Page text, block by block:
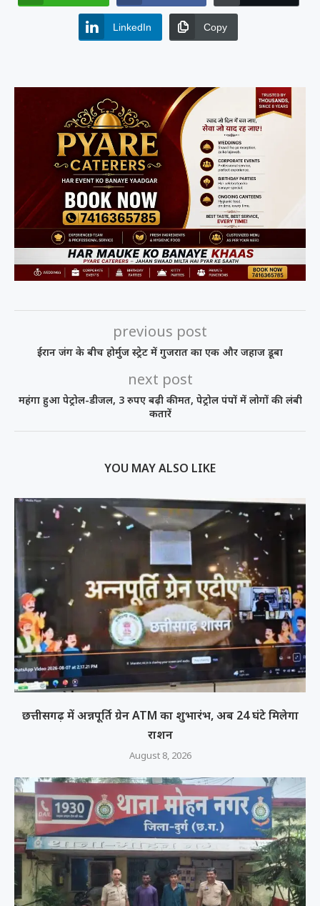
LinkedIn Copy
previous post
ईरान जंग के बीच होर्मुज स्ट्रेट में गुजरात का एक और जहाज डूबा
next post
महंगा हुआ पेट्रोल-डीजल, 3 रुपए बढ़ी कीमत, पेट्रोल पंपों में लोगों की लंबी
कतारें
YOU MAY ALSO LIKE
छत्तीसगढ़ में अन्नपूर्ति ग्रेन ATM का शुभारंभ, अब 24 घंटे मिलेगा
राशन
August 8, 2026